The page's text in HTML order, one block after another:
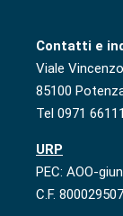
Contatti e
Viale
85100
Tel 0971
URP
PEC: AOO-
C.F.